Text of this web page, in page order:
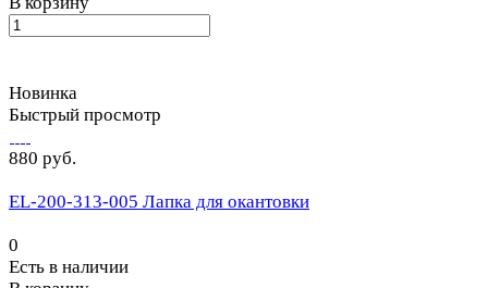
Новинка
Быстрый просмотр
880 руб.
EL-200-313-005 Лапка для окантовки
0
Есть в наличии